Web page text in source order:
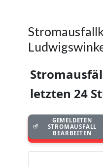
letzten 24
GEMELDETEN
STROMAUSFALL
BEARBEITEN